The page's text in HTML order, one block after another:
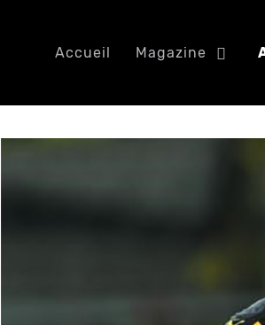
Accueil Magazine